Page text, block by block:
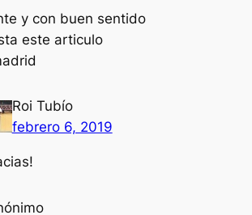
y con buen sentido
este articulo
Roi Tubío
febrero 6, 2019